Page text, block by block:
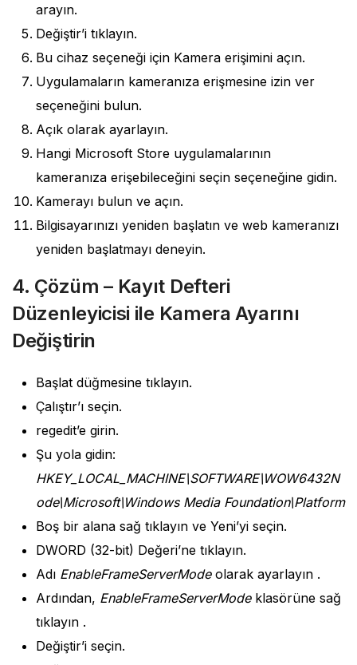
arayın.
Değiştir’i tıklayın.
Bu cihaz seçeneği için Kamera erişimini açın.
Uygulamaların kameranıza erişmesine izin ver
seçeneğini bulun.
Açık olarak ayarlayın.
Hangi Microsoft Store uygulamalarının
kameranıza erişebileceğini seçin seçeneğine gidin.
Kamerayı bulun ve açın.
Bilgisayarınızı yeniden başlatın ve web kameranızı
yeniden başlatmayı deneyin.
4. Çözüm – Kayıt Defteri
Düzenleyicisi ile Kamera Ayarını
Değiştirin
Başlat düğmesine tıklayın.
Çalıştır’ı seçin.
regedit’e girin.
Şu yola gidin:
HKEY_LOCAL_MACHINE\SOFTWARE\WOW6432N
ode\Microsoft\Windows Media Foundation\Platform
Boş bir alana sağ tıklayın ve Yeni’yi seçin.
DWORD (32-bit) Değeri’ne tıklayın.
Adı EnableFrameServerModeolarak ayarlayın .
Ardından, EnableFrameServerModeklasörüne sağ
tıklayın .
Değiştir’i seçin.